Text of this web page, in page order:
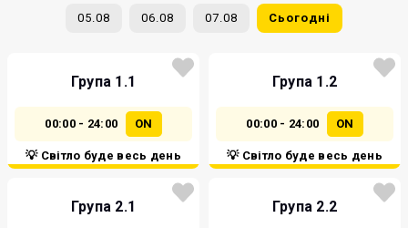
05.08 06.08 07.08 Сьогодні
Група 1.1
00:00 - 24:00 ON
💡 Світло буде весь день
Група 1.2
00:00 - 24:00 ON
💡 Світло буде весь день
Група 2.1 Група 2.2